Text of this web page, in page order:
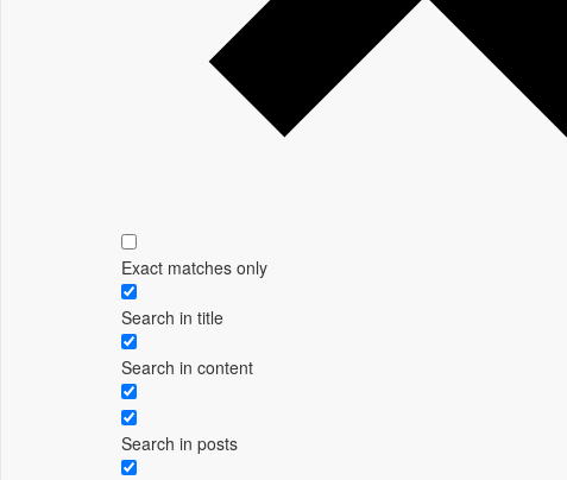
Exact matches only
Search in title
Search in content
Search in posts